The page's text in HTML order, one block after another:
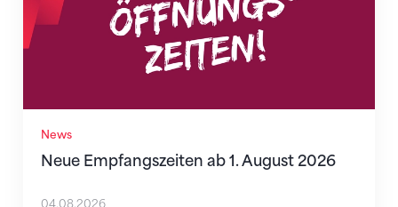
News
Neue Empfangszeiten ab 1. August 2026
04.08.2026